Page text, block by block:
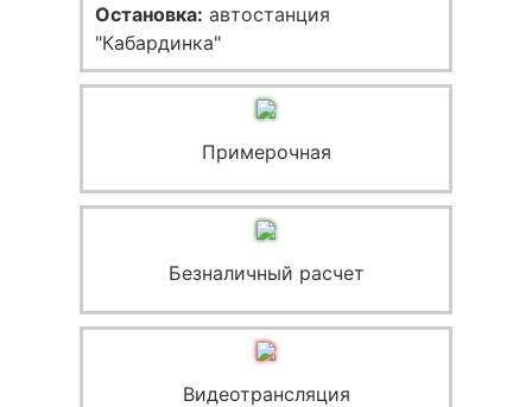
Остановка: автостанция
"Кабардинка"
Примерочная
Безналичный расчет
Видеотрансляция